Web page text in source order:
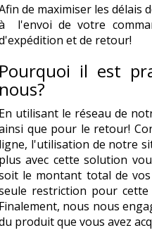
de maximiser les délais
l'envoi de votre
et de retour!
Pourquoi il est
nous?
En utilisant le réseau de
que pour le retour!
ligne, l'utilisation de notre
plus avec cette solution
le montant total de
restriction pour
Finalement, nous nous
produit que vous avez